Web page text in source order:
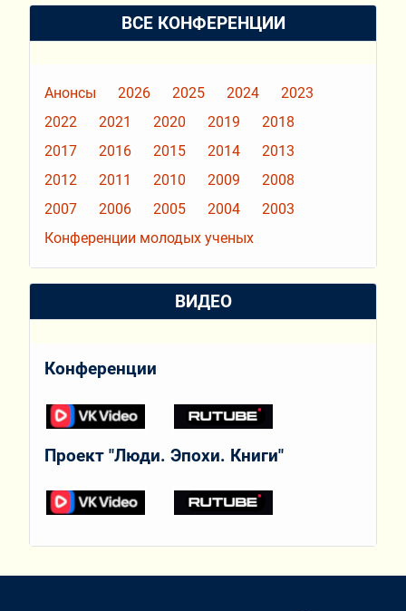
ВСЕ КОНФЕРЕНЦИИ
Анонсы 2026 2025 2024
2023
2022
2021 2020 2019
2018
2017
2016 2015 2014
2013
2012
2011 2010 2009
2008
2007
2006 2005 2004
2003
Конференции молодых ученых
ВИДЕО
Конференции
Проект "Люди. Эпохи. Книги"